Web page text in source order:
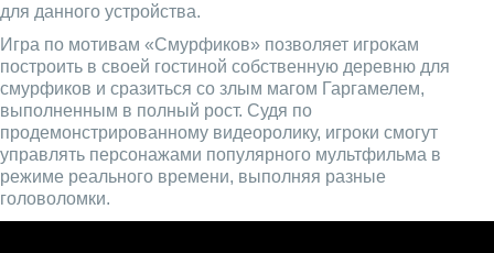
для данного устройства.
Игра по мотивам «Смурфиков» позволяет игрокам
построить в своей гостиной собственную деревню для
смурфиков и сразиться со злым магом Гаргамелем,
выполненным в полный рост. Судя по
продемонстрированному видеоролику, игроки смогут
управлять персонажами популярного мультфильма в
режиме реального времени, выполняя разные
головоломки.